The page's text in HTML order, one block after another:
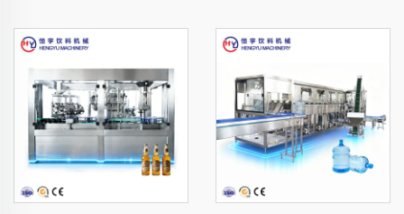
воды в бочки QGF300
(3 в 1)
6BHY